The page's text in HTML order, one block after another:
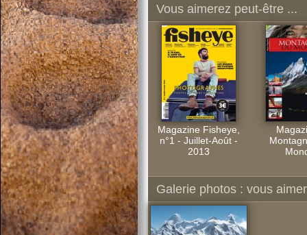
Vous aimerez peut-être ...
Magazine Fisheye,
n°1 - Juillet-Août -
2013
Galerie photos : vous